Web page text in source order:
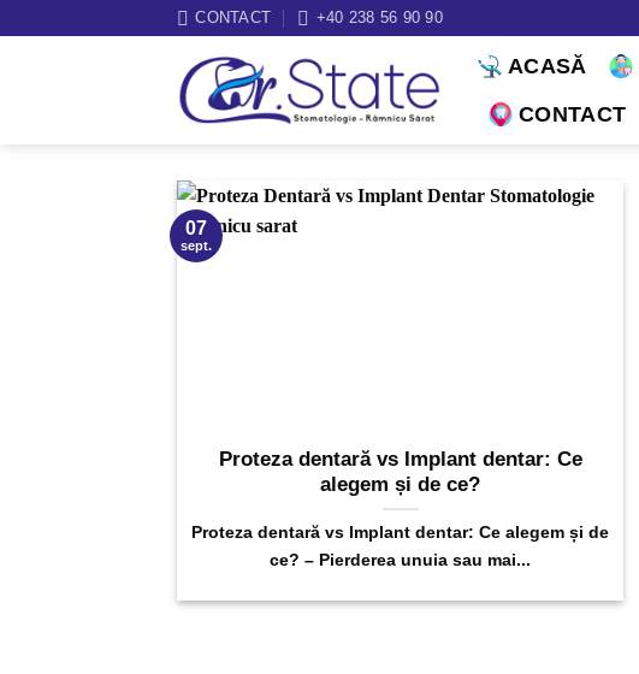
CONTACT +40 238 56 90 90
ACASĂ
CONTACT
Proteza dentară vs Implant dentar: Ce
alegem și de ce?
Proteza dentară vs Implant dentar: Ce alegem și de
ce? – Pierderea unuia sau mai...
07
sept.